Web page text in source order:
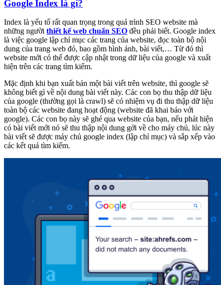
Google Index là gì?
Index là yếu tố rất quan trọng trong quá trình SEO website mà
những người thiết kế web chuẩn SEO đều phải biết. Google index
là việc google lập chỉ mục các trang của website, đọc toàn bộ nội
dung của trang web đó, bao gồm hình ảnh, bài viết,… Từ đó thì
website mới có thể được cập nhật trong dữ liệu của google và xuất
hiện trên các trang tìm kiếm.
Mặc định khi bạn xuất bản một bài viết trên website, thì google sẽ
không biết gì về nội dung bài viết này. Các con bọ thu thập dữ liệu
của google (thường gọi là crawl) sẽ có nhiệm vụ đi thu thập dữ liệu
toàn bộ các website đang hoạt động (website đã khai báo với
google). Các con bọ này sẽ ghé qua website của bạn, nếu phát hiện
có bài viết mới nó sẽ thu thập nội dung gởi về cho máy chủ, lúc này
bài viết sẽ được máy chủ google index (lập chỉ mục) và sắp xếp vào
các kết quả tìm kiếm.